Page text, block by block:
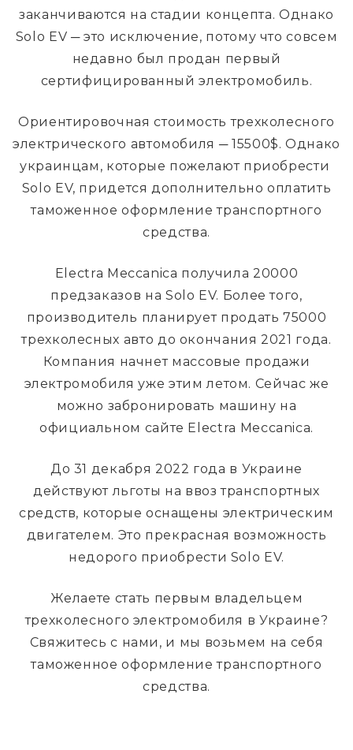
заканчиваются на стадии концепта. Однако
Solo EV ─ это исключение, потому что совсем
недавно был продан первый
сертифицированный электромобиль.
Ориентировочная стоимость трехколесного
электрического автомобиля ─ 15500$. Однако
украинцам, которые пожелают приобрести
Solo EV, придется дополнительно оплатить
таможенное оформление транспортного
средства.
Electra Meccanica получила 20000
предзаказов на Solo EV. Более того,
производитель планирует продать 75000
трехколесных авто до окончания 2021 года.
Компания начнет массовые продажи
электромобиля уже этим летом. Сейчас же
можно забронировать машину на
официальном сайте Electra Meccanica.
До 31 декабря 2022 года в Украине
действуют льготы на ввоз транспортных
средств, которые оснащены электрическим
двигателем. Это прекрасная возможность
недорого приобрести Solo EV.
Желаете стать первым владельцем
трехколесного электромобиля в Украине?
Свяжитесь с нами, и мы возьмем на себя
таможенное оформление транспортного
средства.